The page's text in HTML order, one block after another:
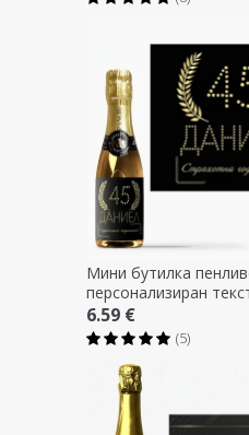
Мини бутилка
персонализиран
рожден ден - Златно
6.59 €
(5)